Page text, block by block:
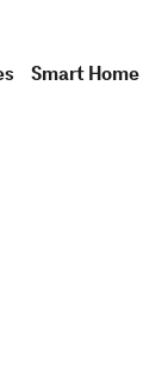
Smart Home